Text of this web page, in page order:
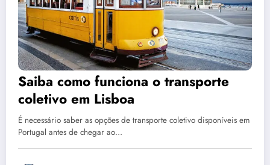
Saiba como funciona o transporte
coletivo em Lisboa
É necessário saber as opções de transporte coletivo disponíveis em
Portugal antes de chegar ao…